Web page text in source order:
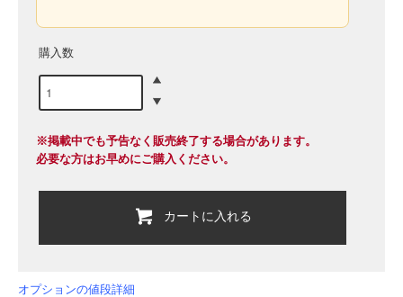
購入数
※掲載中でも予告なく販売終了する場合があります。
必要な方はお早めにご購入ください。
カートに入れる
オプションの値段詳細